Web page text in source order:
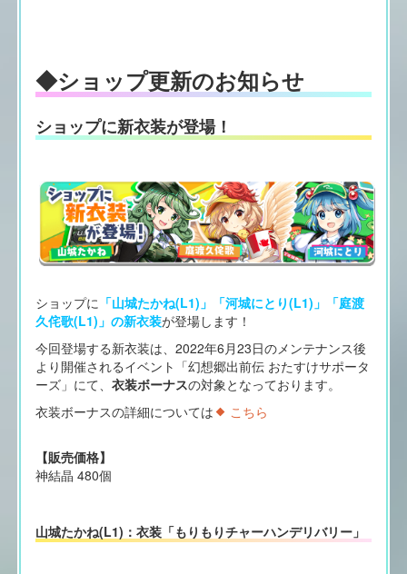
◆ショップ更新のお知らせ
ショップに新衣装が登場！
ショップに 「山城たかね(L1)」「河城にとり(L1)」「庭渡
久侘歌(L1)」の新衣装が登場します！
今回登場する新衣装は、2022年6月23日のメンテナンス後
より開催されるイベント「幻想郷出前伝 おたすけサポータ
ーズ」にて、 衣装ボーナスの対象となっております。
衣装ボーナスの詳細については
こちら
【販売価格】
神結晶 480個
山城たかね(L1)：衣装「もりもりチャーハンデリバリー」